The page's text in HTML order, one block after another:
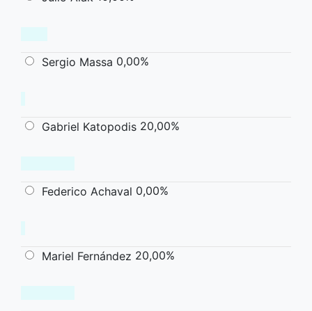
Sergio Massa 0,00%
Gabriel Katopodis 20,00%
Federico Achaval 0,00%
Mariel Fernández 20,00%